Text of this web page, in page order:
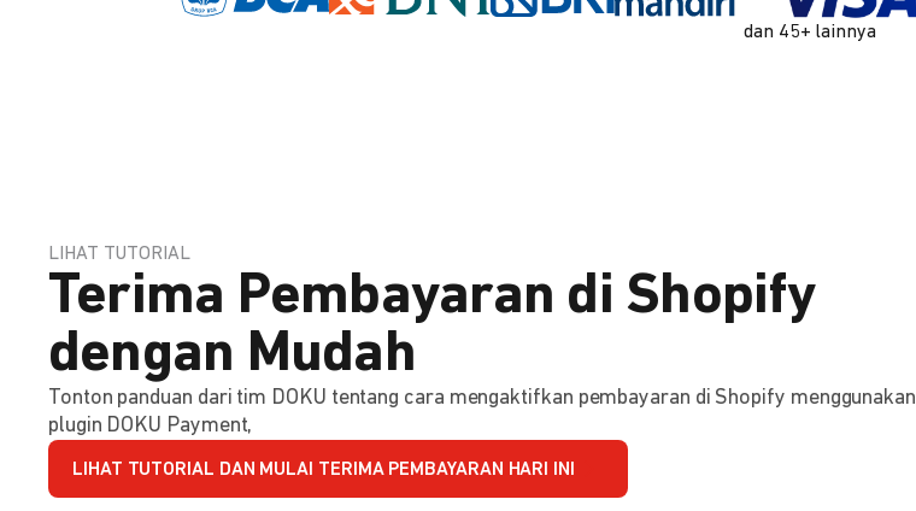
dan 45+ lainnya
LIHAT TUTORIAL
Terima Pembayaran di Shopify
dengan Mudah
Tonton panduan dari tim DOKU tentang cara mengaktifkan pembayaran di Shopify menggunakan
plugin DOKU Payment,
LIHAT TUTORIAL DAN MULAI TERIMA PEMBAYARAN HARI INI